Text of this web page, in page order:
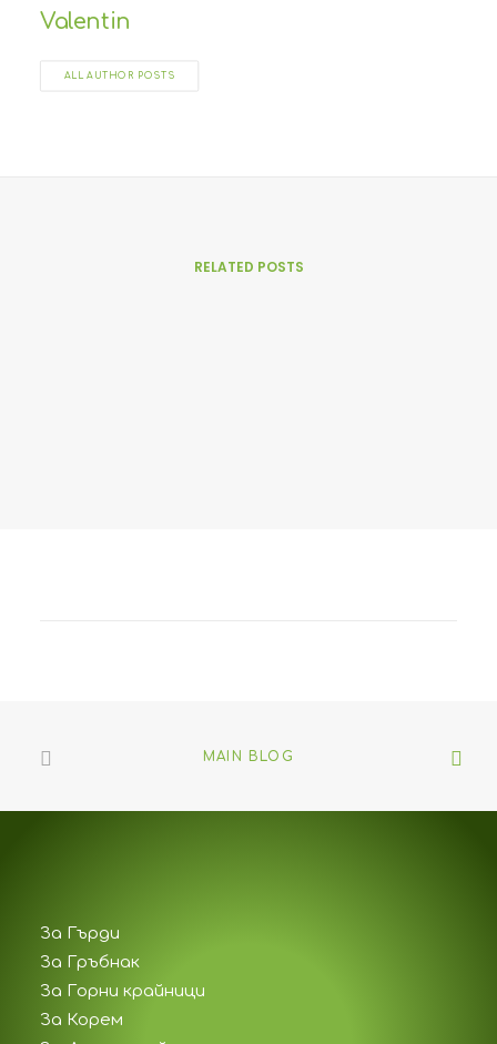
Valentin
ALL AUTHOR POSTS
RELATED POSTS
MAIN BLOG
За Гърди
За Гръбнак
За Горни крайници
За Корем